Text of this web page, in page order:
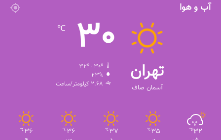
آب و هوا
تهران
آسمان صاف
30
℃
32º - 30º
23%
2.68 کیلومتر/ساعت
32
℃
35
℃
37
℃
36
℃
36
℃